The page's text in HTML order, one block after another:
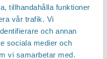
tillhandahålla funktioner
vår trafik. Vi
och annan
sociala medier och
vi samarbetar med.